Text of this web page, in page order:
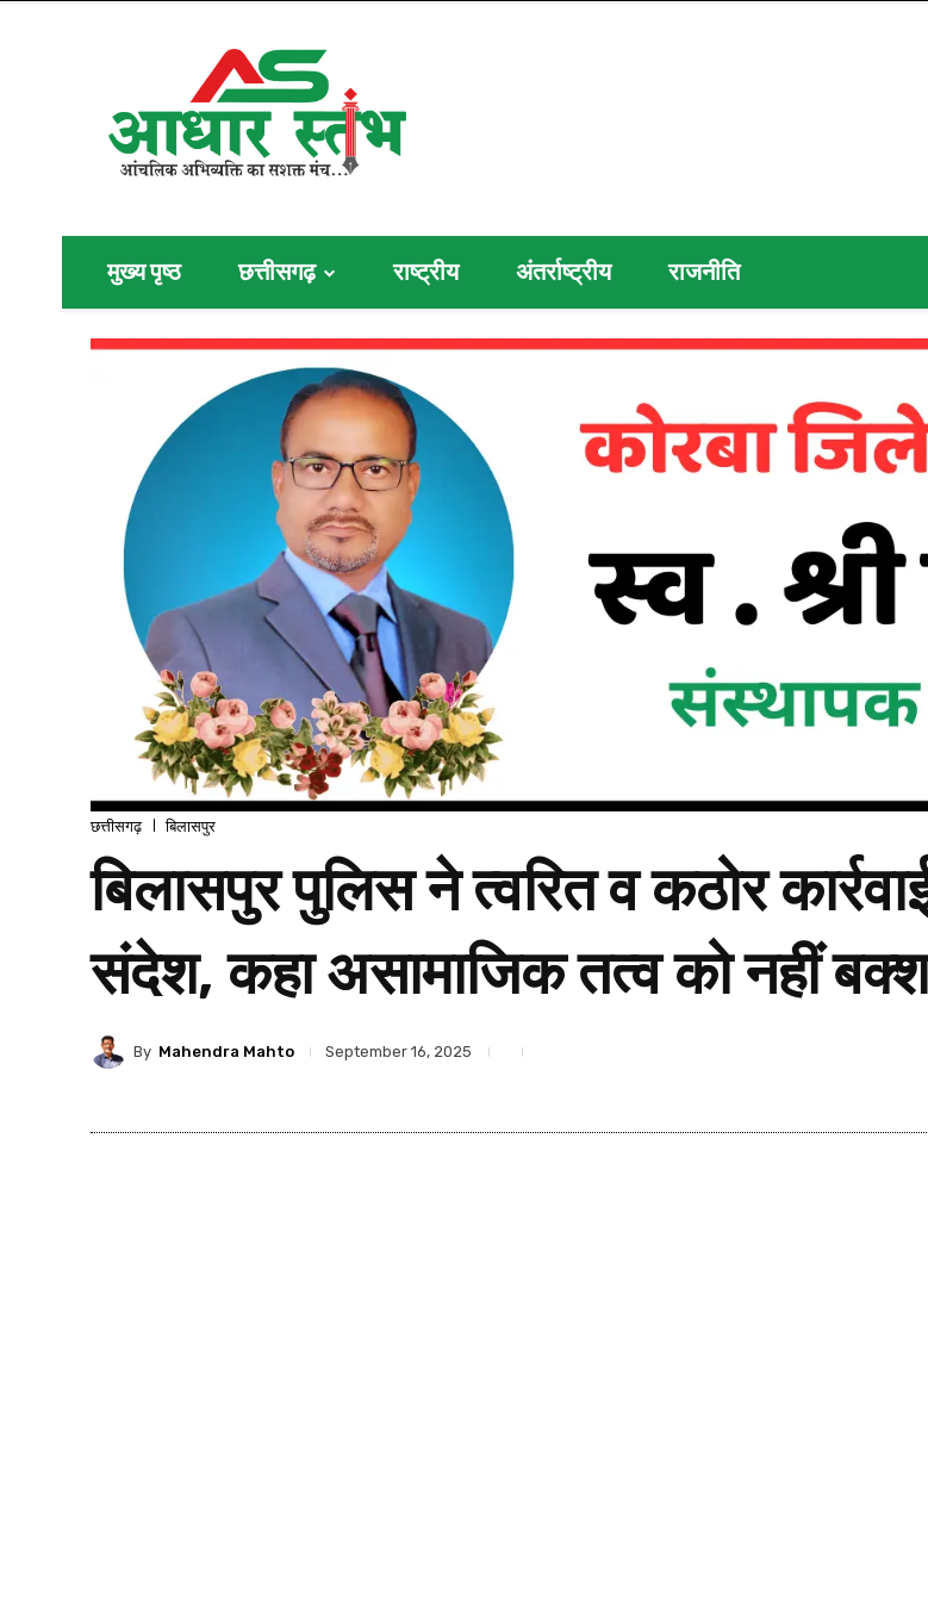
मुख्य पृष्ठ छत्तीसगढ़ राष्ट्रीय अंतर्राष्ट्रीय राजनीति
छत्तीसगढ़ बिलासपुर
बिलासपुर पुलिस ने त्वरित व कठोर
संदेश, कहा असामाजिक तत्व को नहीं
By Mahendra Mahto September 16, 2025